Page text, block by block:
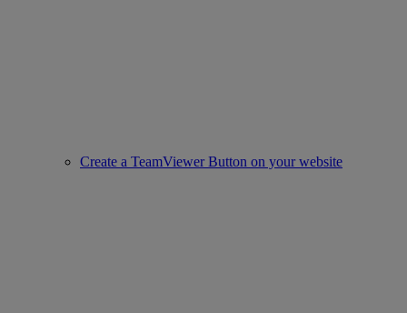
Create a TeamViewer Button on your website